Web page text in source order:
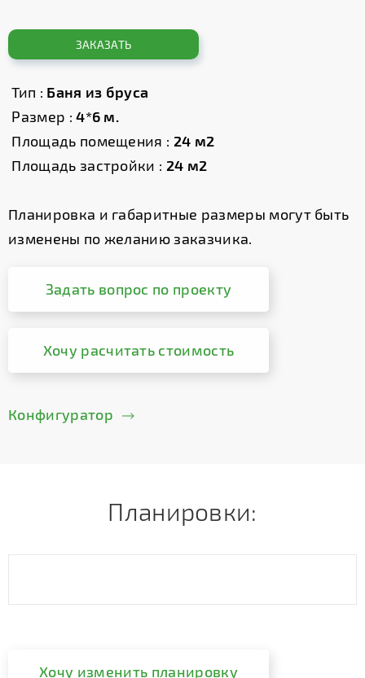
ЗАКАЗАТЬ
Тип : Баня из бруса
Размер : 4*6 м.
Площадь помещения : 24 м2
Площадь застройки : 24 м2
Планировка и габаритные размеры могут быть
изменены по желанию заказчика.
Задать вопрос по проекту
Хочу расчитать стоимость
Конфигуратор
Планировки:
Хочу изменить планировку